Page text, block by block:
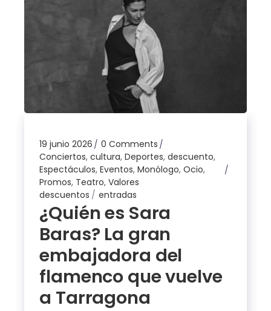
19 junio 2026
0 Comments
Conciertos,cultura,Deportes,descuento,
Espectáculos,Eventos,Monólogo,Ocio,
Promos, Teatro,Valores
descuentos
entradas
¿Quién es Sara
Baras? La gran
embajadora del
flamenco que vuelve
a Tarragona